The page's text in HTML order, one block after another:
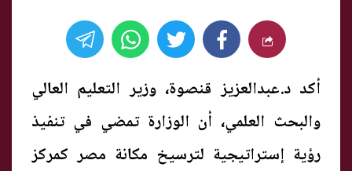
أكد د.عبدالعزيز قنصوة، وزير التعليم العالي
والبحث العلمي، أن الوزارة تمضي في تنفيذ
رؤية إستراتيجية لترسيخ مكانة مصر كمركز